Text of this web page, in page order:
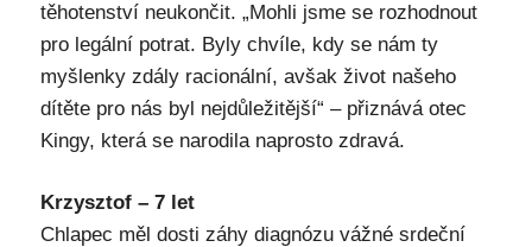
těhotenství neukončit. „Mohli jsme se rozhodnout
pro legální potrat. Byly chvíle, kdy se nám ty
myšlenky zdály racionální, avšak život našeho
dítěte pro nás byl nejdůležitější“ – přiznává otec
Kingy, která se narodila naprosto zdravá.
Krzysztof – 7 let
Chlapec měl dosti záhy diagnózu vážné srdeční